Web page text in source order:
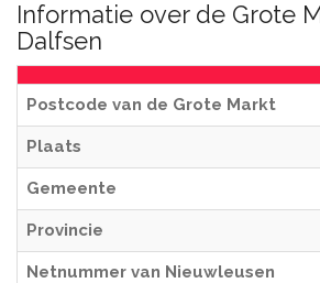
Informatie over de Grote
Dalfsen
Postcode van de Grote Markt
Plaats
Gemeente
Provincie
Netnummer van Nieuwleusen